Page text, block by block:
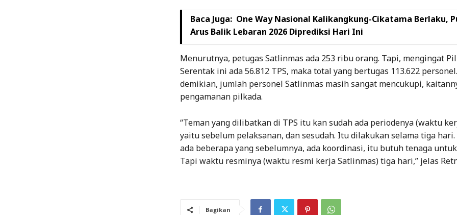
Baca Juga: One Way Nasional Kalikangkung-Cikatama Berlaku,
Arus Balik Lebaran 2026 Diprediksi Hari Ini
Menurutnya, petugas Satlinmas ada 253 ribu orang. Tapi, mengingat
Serentak ini ada 56.812 TPS, maka total yang bertugas 113.622
demikian, jumlah personel Satlinmas masih sangat mencukupi,
pengamanan pilkada.
“Teman yang dilibatkan di TPS itu kan sudah ada periodenya (waktu
yaitu sebelum pelaksanan, dan sesudah. Itu dilakukan selama tiga hari.
ada beberapa yang sebelumnya, ada koordinasi, itu butuh tenaga
Tapi waktu resminya (waktu resmi kerja Satlinmas) tiga hari,” jelas
Bagikan